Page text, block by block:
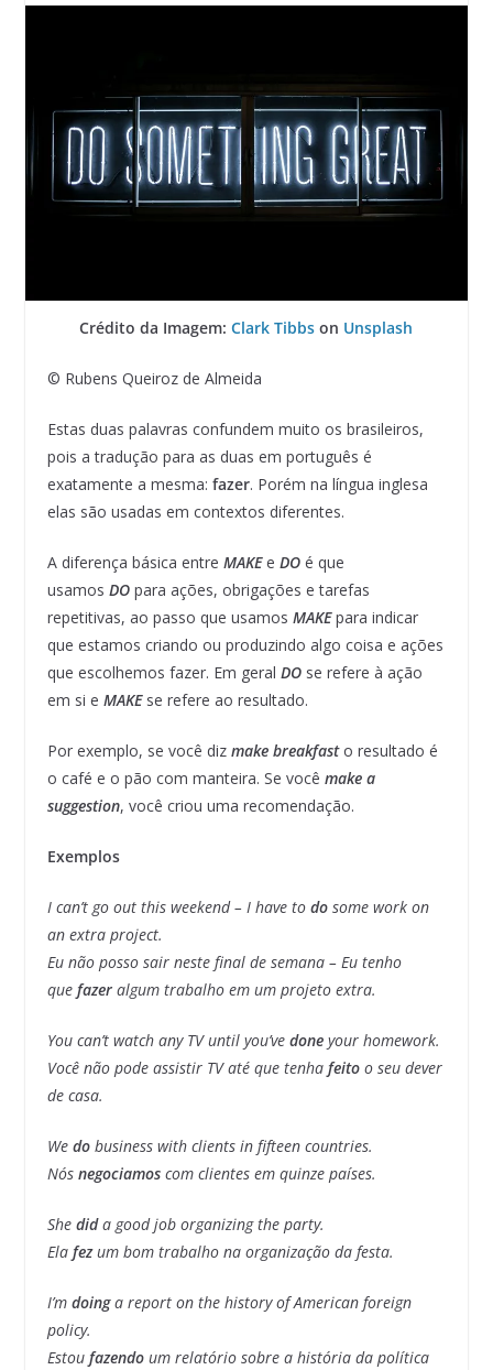
Crédito da Imagem:Clark Tibbs on Unsplash
© Rubens Queiroz de Almeida
Estas duas palavras confundem muito os brasileiros,
pois a tradução para as duas em português é
exatamente a mesma: fazer. Porém na língua inglesa
elas são usadas em contextos diferentes.
A diferença básica entre MAKEe DOé que
usamos DOpara ações, obrigações e tarefas
repetitivas, ao passo que usamos MAKEpara indicar
que estamos criando ou produzindo algo coisa e ações
que escolhemos fazer. Em geral DOse refere à ação
em si e MAKEse refere ao resultado.
Por exemplo, se você diz make breakfasto resultado é
o café e o pão com manteira. Se você make a
suggestion, você criou uma recomendação.
Exemplos
I can’t go out this weekend – I have to dosome work on
an extra project.
Eu não posso sair neste final de semana – Eu tenho
que fazeralgum trabalho em um projeto extra.
You can’t watch any TV until you’ve doneyour homework.
Você não pode assistir TV até que tenha feitoo seu dever
de casa.
We dobusiness with clients in fifteen countries.
Nós negociamoscom clientes em quinze países.
She dida good job organizing the party.
Ela fezum bom trabalho na organização da festa.
I’m doinga report on the history of American foreign
policy.
Estou fazendoum relatório sobre a história da política